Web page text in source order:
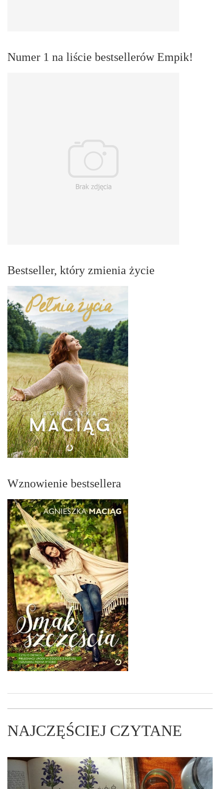
Numer 1 na liście bestsellerów Empik!
Bestseller, który zmienia życie
Wznowienie bestsellera
NAJCZĘŚCIEJ CZYTANE